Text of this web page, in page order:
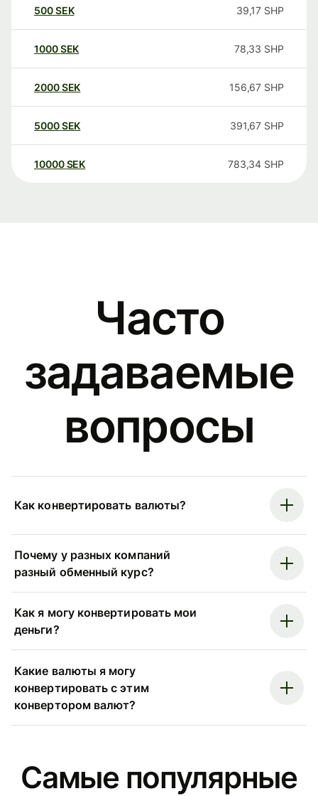
500SEK 39,17 SHP
1000SEK 78,33 SHP
2000SEK 156,67 SHP
5000SEK 391,67 SHP
10000 SEK 783,34 SHP
Часто
задаваемые
вопросы
Как конвертировать валюты?
Почему у разных компаний
разный обменный курс?
Как я могу конвертировать мои
деньги?
Какие валюты я могу
конвертировать с этим
конвертором валют?
Самые популярные